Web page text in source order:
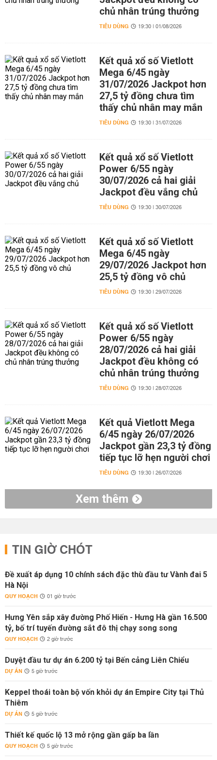
chủ nhân trúng thưởng
TIÊU DÙNG 19:30 | 01/08/2026
Kết quả xổ số Vietlott
Mega 6/45 ngày
31/07/2026 Jackpot hơn
27,5 tỷ đồng chưa tìm
thấy chủ nhân may mắn
TIÊU DÙNG 19:30 | 31/07/2026
Kết quả xổ số Vietlott
Power 6/55 ngày
30/07/2026 cả hai giải
Jackpot đều vắng chủ
TIÊU DÙNG 19:30 | 30/07/2026
Kết quả xổ số Vietlott
Mega 6/45 ngày
29/07/2026 Jackpot hơn
25,5 tỷ đồng vô chủ
TIÊU DÙNG 19:30 | 29/07/2026
Kết quả xổ số Vietlott
Power 6/55 ngày
28/07/2026 cả hai giải
Jackpot đều không có
chủ nhân trúng thưởng
TIÊU DÙNG 19:30 | 28/07/2026
Kết quả Vietlott Mega
6/45 ngày 26/07/2026
Jackpot gần 23,3 tỷ đồng
tiếp tục lỡ hẹn người chơi
TIÊU DÙNG 19:30 | 26/07/2026
Xem thêm
TIN GIỜ CHÓT
Đề xuất áp dụng 10 chính sách đặc thù đầu tư Vành đai 5
Hà Nội
QUY HOẠCH 01 giờ trước
Hưng Yên sắp xây đường Phố Hiến - Hưng Hà gần 16.500
tỷ, bố trí tuyến đường sắt đô thị chạy song song
QUY HOẠCH 2 giờ trước
Duyệt đầu tư dự án 6.200 tỷ tại Bến cảng Liên Chiểu
DỰ ÁN 5 giờ trước
Keppel thoái toàn bộ vốn khỏi dự án Empire City tại Thủ
Thiêm
DỰ ÁN 5 giờ trước
Thiết kế quốc lộ 13 mở rộng gần gấp ba lần
QUY HOẠCH 5 giờ trước